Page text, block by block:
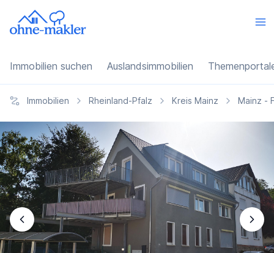
Immobilien suchen Auslandsimmobilien
Immobilien Rheinland-Pfalz Kreis Mainz Mainz -